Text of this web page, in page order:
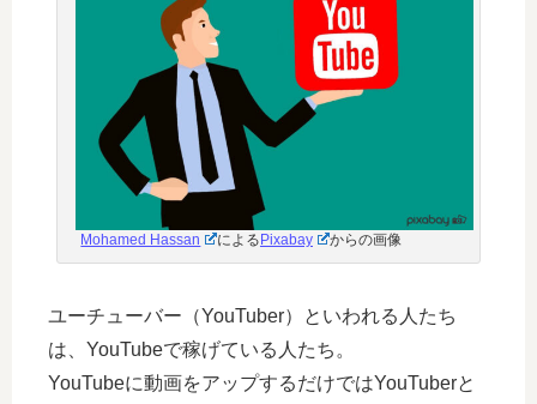
Mohamed Hassan によるPixabay からの画像
ユーチューバー（YouTuber）といわれる人たち
は、YouTubeで稼げている人たち。
YouTubeに動画をアップするだけではYouTuberと